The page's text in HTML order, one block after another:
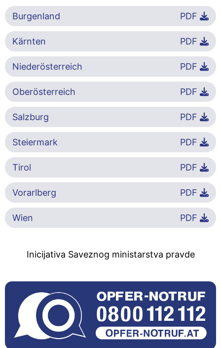
Burgenland PDF
Kärnten PDF
Niederösterreich PDF
Oberösterreich PDF
Salzburg PDF
Steiermark PDF
Tirol PDF
Vorarlberg PDF
Wien PDF
Inicijativa Saveznog ministarstva pravde